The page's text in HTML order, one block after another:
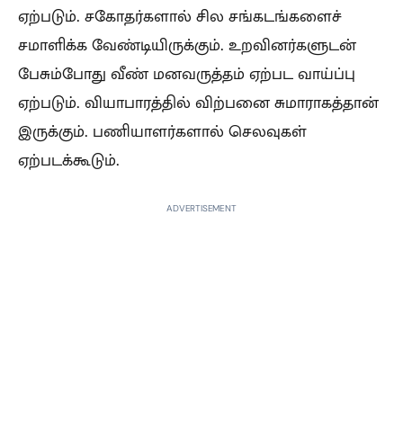
ஏற்படும். சகோதர்களால் சில சங்கடங்களைச்
சமாளிக்க வேண்டியிருக்கும். உறவினர்களுடன்
பேசும்போது வீண் மனவருத்தம் ஏற்பட வாய்ப்பு
ஏற்படும். வியாபாரத்தில் விற்பனை சுமாராகத்தான்
இருக்கும். பணியாளர்களால் செலவுகள்
ஏற்படக்கூடும்.
ADVERTISEMENT